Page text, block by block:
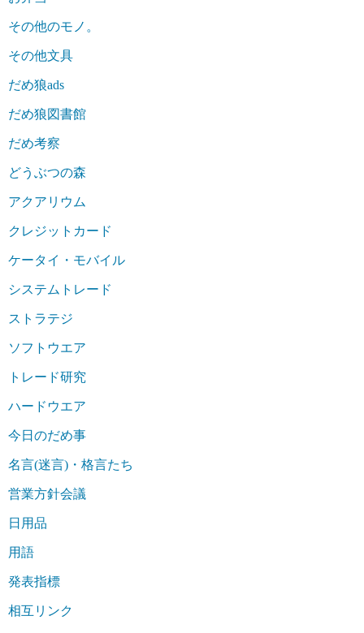
その他のモノ。
その他文具
だめ狼ads
だめ狼図書館
だめ考察
どうぶつの森
アクアリウム
クレジットカード
ケータイ・モバイル
システムトレード
ストラテジ
ソフトウエア
トレード研究
ハードウエア
今日のだめ事
名言(迷言)・格言たち
営業方針会議
日用品
用語
発表指標
相互リンク